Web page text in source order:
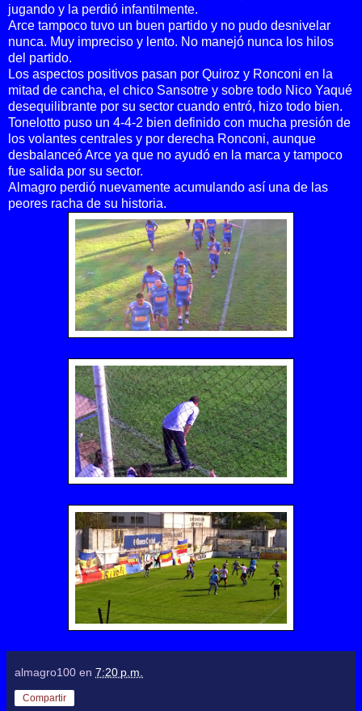
jugando y la perdió infantilmente.
Arce tampoco tuvo un buen partido y no pudo desnivelar
nunca. Muy impreciso y lento. No manejó nunca los hilos
del partido.
Los aspectos positivos pasan por Quiroz y Ronconi en la
mitad de cancha, el chico Sansotre y sobre todo Nico Yaqué
desequilibrante por su sector cuando entró, hizo todo bien.
Tonelotto puso un 4-4-2 bien definido con mucha presión de
los volantes centrales y por derecha Ronconi, aunque
desbalanceó Arce ya que no ayudó en la marca y tampoco
fue salida por su sector.
Almagro perdió nuevamente acumulando así una de las
peores racha de su historia.
almagro100 en 7:20 p.m.
Compartir